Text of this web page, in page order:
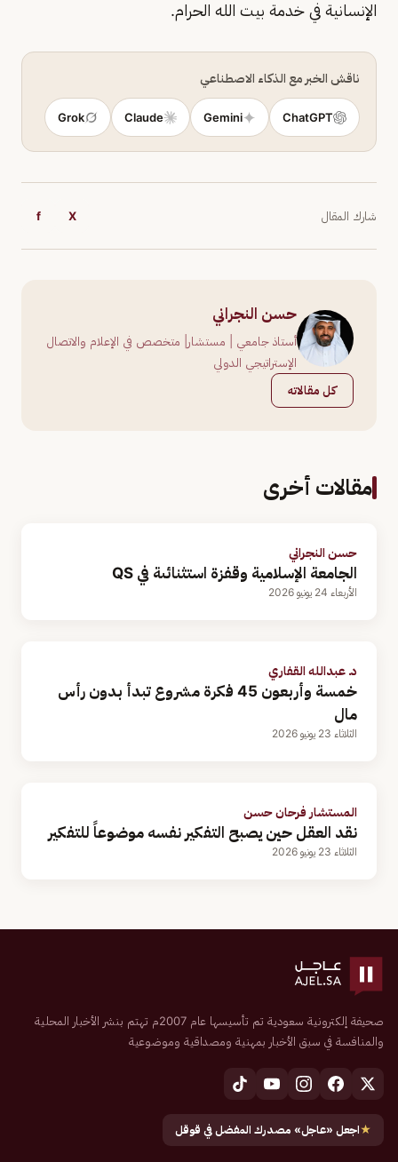
الإنسانية في خدمة بيت الله الحرام.
ناقش الخبر مع الذكاء الاصطناعي
ChatGPT
Gemini
Claude
Grok
شارك المقال X
f
حسن النجراني
أستاذ جامعي | مستشار| متخصص في الإعلام والاتصال
الإستراتيجي الدولي
كل مقالاته
مقالات أخرى
حسن النجراني
الجامعة الإسلامية وقفزة استثنائىة في QS
الأربعاء 24 يونيو 2026
د. عبدالله القفاري
خمسة وأربعون 45 فكرة مشروع تبدأ بدون رأس
مال
الثلاثاء 23 يونيو 2026
المستشار فرحان حسن
نقد العقل حين يصبح التفكير نفسه موضوعاً للتفكير
الثلاثاء 23 يونيو 2026
صحيفة إلكترونية سعودية تم تأسيسها عام 2007م تهتم بنشر الأخبار المحلية
والمنافسة في سبق الأخبار بمهنية ومصداقية وموضوعية
★اجعل «عاجل» مصدرك المفضل في قوقل